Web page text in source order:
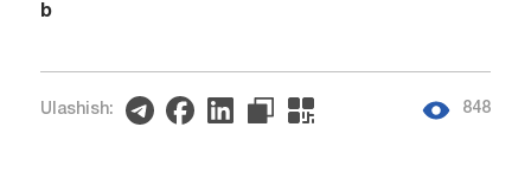
b
Ulashish: 848